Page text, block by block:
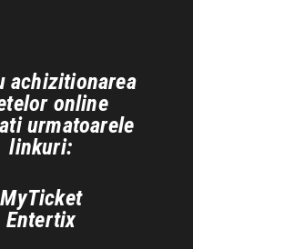
achizitionarea
online
urmatoarele
linkuri:
MyTicket
Entertix